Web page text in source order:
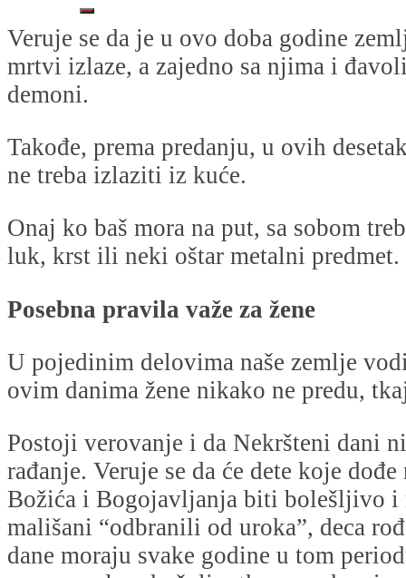
Veruje se da je u ovo doba godine
mrtvi izlaze, a zajedno sa njima i
demoni.
Takođe, prema predanju, u ovih
ne treba izlaziti iz kuće.
Onaj ko baš mora na put, sa sobom
luk, krst ili neki oštar metalni predmet.
Posebna pravila važe za žene
U pojedinim delovima naše zemlje
ovim danima žene nikako ne predu,
Postoji verovanje i da Nekršteni dani
rađanje. Veruje se da će dete koje
Božića i Bogojavljanja biti bolešljivo i
mališani “odbranili od uroka”, deca
dane moraju svake godine u tom